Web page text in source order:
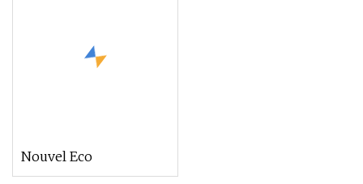
Nouvel Eco